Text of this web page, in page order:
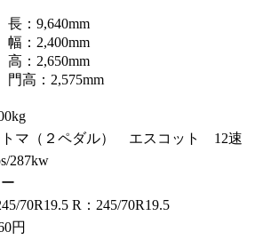
長： 9,640mm
幅： 2,400mm
高： 2,650mm
門高： 2,575mm
トマ（２ペダル） エスコット 12速
287kw
70R19.5 R：245/70R19.5
円